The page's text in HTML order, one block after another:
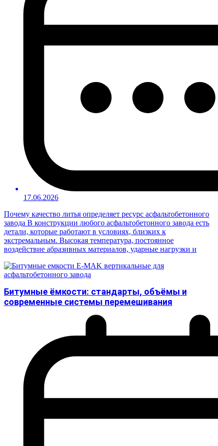
17.06.2026
Почему качество литья определяет ресурс асфальтобетонного
завода В конструкции любого асфальтобетонного завода есть
детали, которые работают в условиях, близких к
экстремальным. Высокая температура, постоянное
воздействие абразивных материалов, ударные нагрузки и
Битумные ёмкости: стандарты, объёмы и
современные системы перемешивания